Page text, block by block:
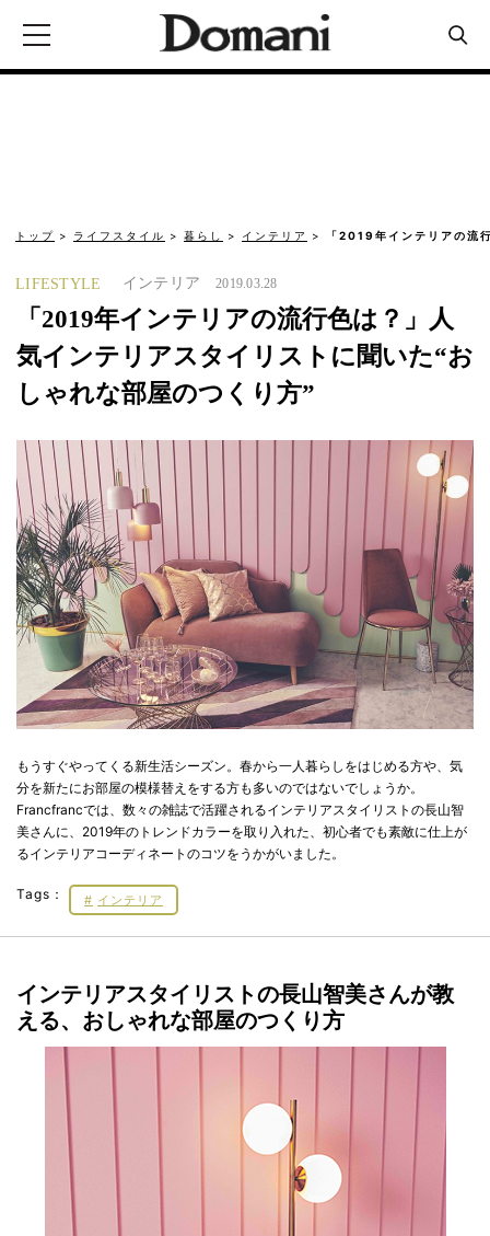
トップ ライフスタイル 暮らし インテリア 「2019年インテリアの流
LIFESTYLE インテリア 2019.03.28
「2019年インテリアの流行色は？」人
気インテリアスタイリストに聞いた“お
しゃれな部屋のつくり方”
もうすぐやってくる新生活シーズン。春から一人暮らしをはじめる方や、気
分を新たにお部屋の模様替えをする方も多いのではないでしょうか。
Francfrancでは、数々の雑誌で活躍されるインテリアスタイリストの長山智
美さんに、2019年のトレンドカラーを取り入れた、初心者でも素敵に仕上が
るインテリアコーディネートのコツをうかがいました。
Tags： インテリア
インテリアスタイリストの長山智美さんが教
える、おしゃれな部屋のつくり方